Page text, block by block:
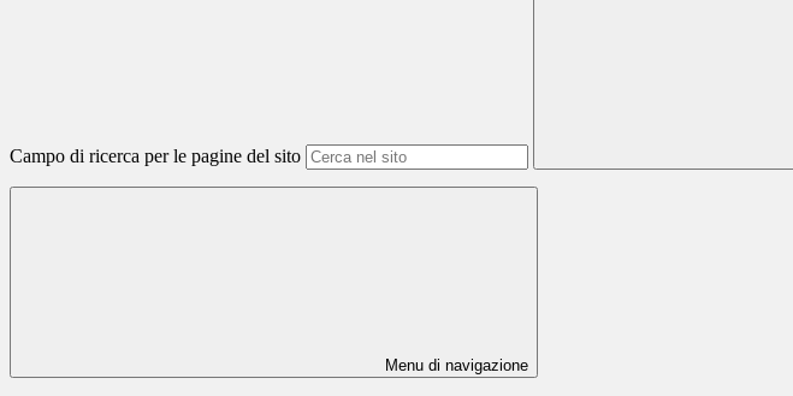
Campo di ricerca per le pagine del sito
Menu di navigazione